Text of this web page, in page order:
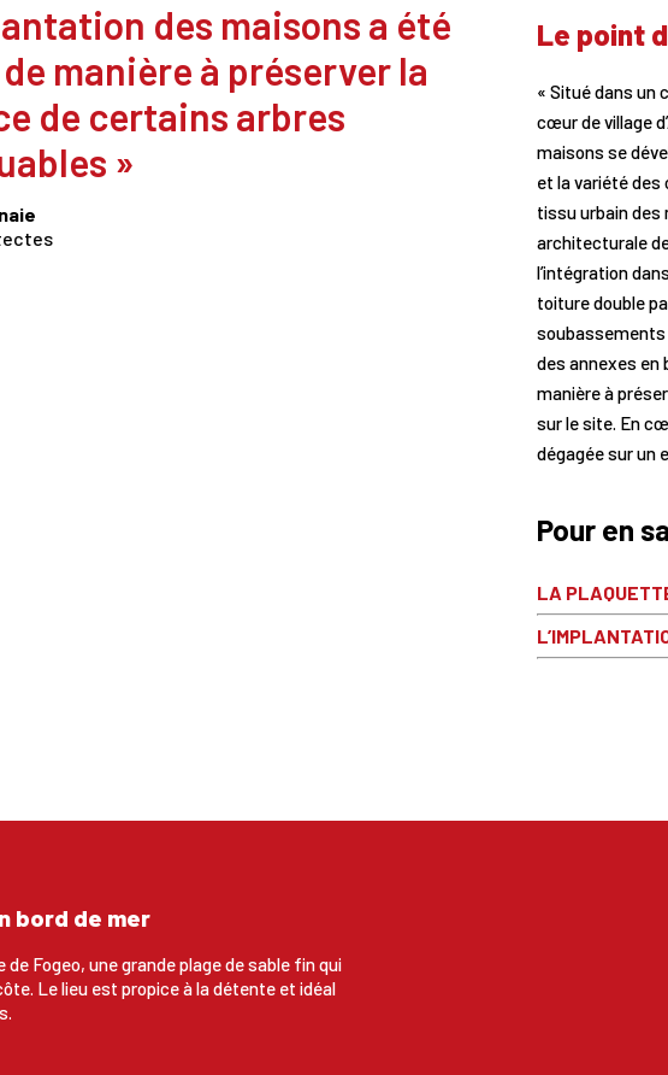
des maisons a été
manière à préserver la
de certains arbres
Le point
« Situé dans un
cœur de village
maisons se
et la variété
tissu urbain des
architecturale
l’intégration
toiture double
soubassements
des annexes en
manière à
sur le site. En
dégagée sur un
Pour en
LA
bord de mer
Fogeo, une grande plage de sable fin qui
Le lieu est propice à la détente et idéal